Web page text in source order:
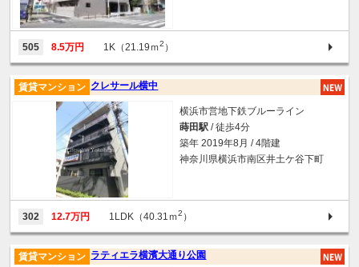
505 8.5万円 1K（21.19ｍ2 ）
クレサール横中
賃貸マンション
横浜市営地下鉄ブルーライン
蒔田駅 / 徒歩4分
築年 2019年8月 / 4階建
神奈川県横浜市南区井土ケ谷下町
302 12.7万円 1LDK（40.31ｍ2 ）
ラティエラ横濱大通り公園
賃貸マンション